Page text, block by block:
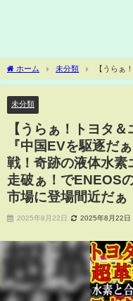
ホーム 未分類
【うらぁ
駆逐だぁ！』】豊田章夫会長自ら
未分類
【うらぁ！トヨタ
『中国EVを駆逐だ
戦！奇跡の液体水素
走破ぁ！でENEOS
市場に登場間近だぁ
2025年8月22日 2025年8月22日